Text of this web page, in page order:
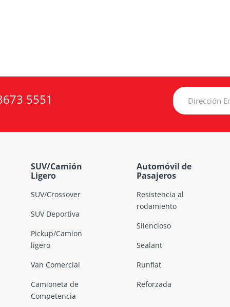
5551
SUV/Camión
Ligero
SUV/Crossover
SUV Deportiva
Pickup/Camion
ligero
Van Comercial
Camioneta de
Competencia
Automóvil de
Pasajeros
Resistencia al
rodamiento
Silencioso
Sealant
Runflat
Reforzada